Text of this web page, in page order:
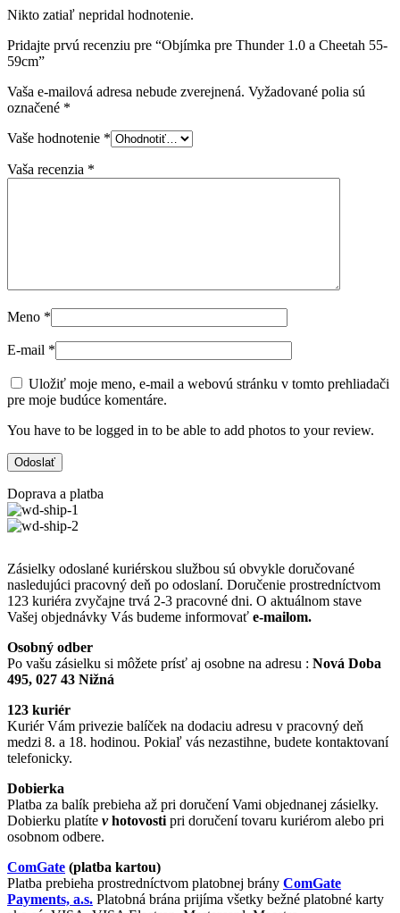
Nikto zatiaľ nepridal hodnotenie.
Pridajte prvú recenziu pre “Objímka pre Thunder 1.0 a Cheetah 55-
59cm”
Vaša e-mailová adresa nebude zverejnená. Vyžadované polia sú
označené *
Vaše hodnotenie *
Vaša recenzia *
Meno *
E-mail *
Uložiť moje meno, e-mail a webovú stránku v tomto prehliadači
pre moje budúce komentáre.
You have to be logged in to be able to add photos to your review.
Doprava a platba
Zásielky odoslané kuriérskou službou sú obvykle doručované
nasledujúci pracovný deň po odoslaní. Doručenie prostredníctvom
123 kuriéra zvyčajne trvá 2-3 pracovné dni. O aktuálnom stave
Vašej objednávky Vás budeme informovať e-mailom.
Osobný odber
Po vašu zásielku si môžete prísť aj osobne na adresu : Nová Doba
495, 027 43 Nižná
123 kuriér
Kuriér Vám privezie balíček na dodaciu adresu v pracovný deň
medzi 8. a 18. hodinou. Pokiaľ vás nezastihne, budete kontaktovaní
telefonicky.
Dobierka
Platba za balík prebieha až pri doručení Vami objednanej zásielky.
Dobierku platíte vhotovosti pri doručení tovaru kuriérom alebo pri
osobnom odbere.
ComGate (platba kartou)
Platba prebieha prostredníctvom platobnej brány ComGate
Payments, a.s. Platobná brána prijíma všetky bežné platobné karty